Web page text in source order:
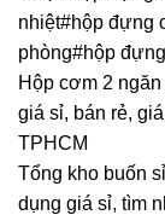
nhiệt#hộp đựng
phòng#hộp
Hộp cơm 2
giá sỉ, bán rẻ,
TPHCM
Tổng kho buốn
dụng giá sỉ, tìm